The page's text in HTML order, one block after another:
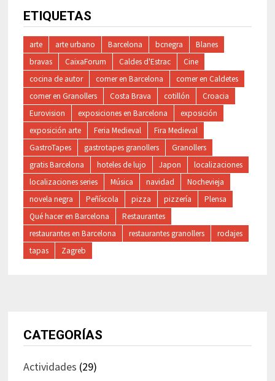
ETIQUETAS
arte arte urbano Barcelona bcnegra
Blanes
bravas
CaixaForum Caldes d'Estrac
Cine
cocina de autor
comer en Barcelona
comer en Caldetes
comer en Granollers
Costa Brava cotillón
Croacia
Eurovision
exposiciones en Barcelona
exposición
exposición arte
Feria Medieval
Fira Medieval
GastroTapes
gastrotapes granollers
Granollers
gratis Barcelona
hoteles de lujo Japon
localizaciones
localizaciones series
Música navidad
Nochevieja
novela negra
Peñíscola pizza pizzería
Plensa
Qué hacer en Barcelona
Restaurantes
restaurantes en Barcelona
restaurantes granollers
rodajes
tapas
Zagreb
CATEGORÍAS
Actividades (29)